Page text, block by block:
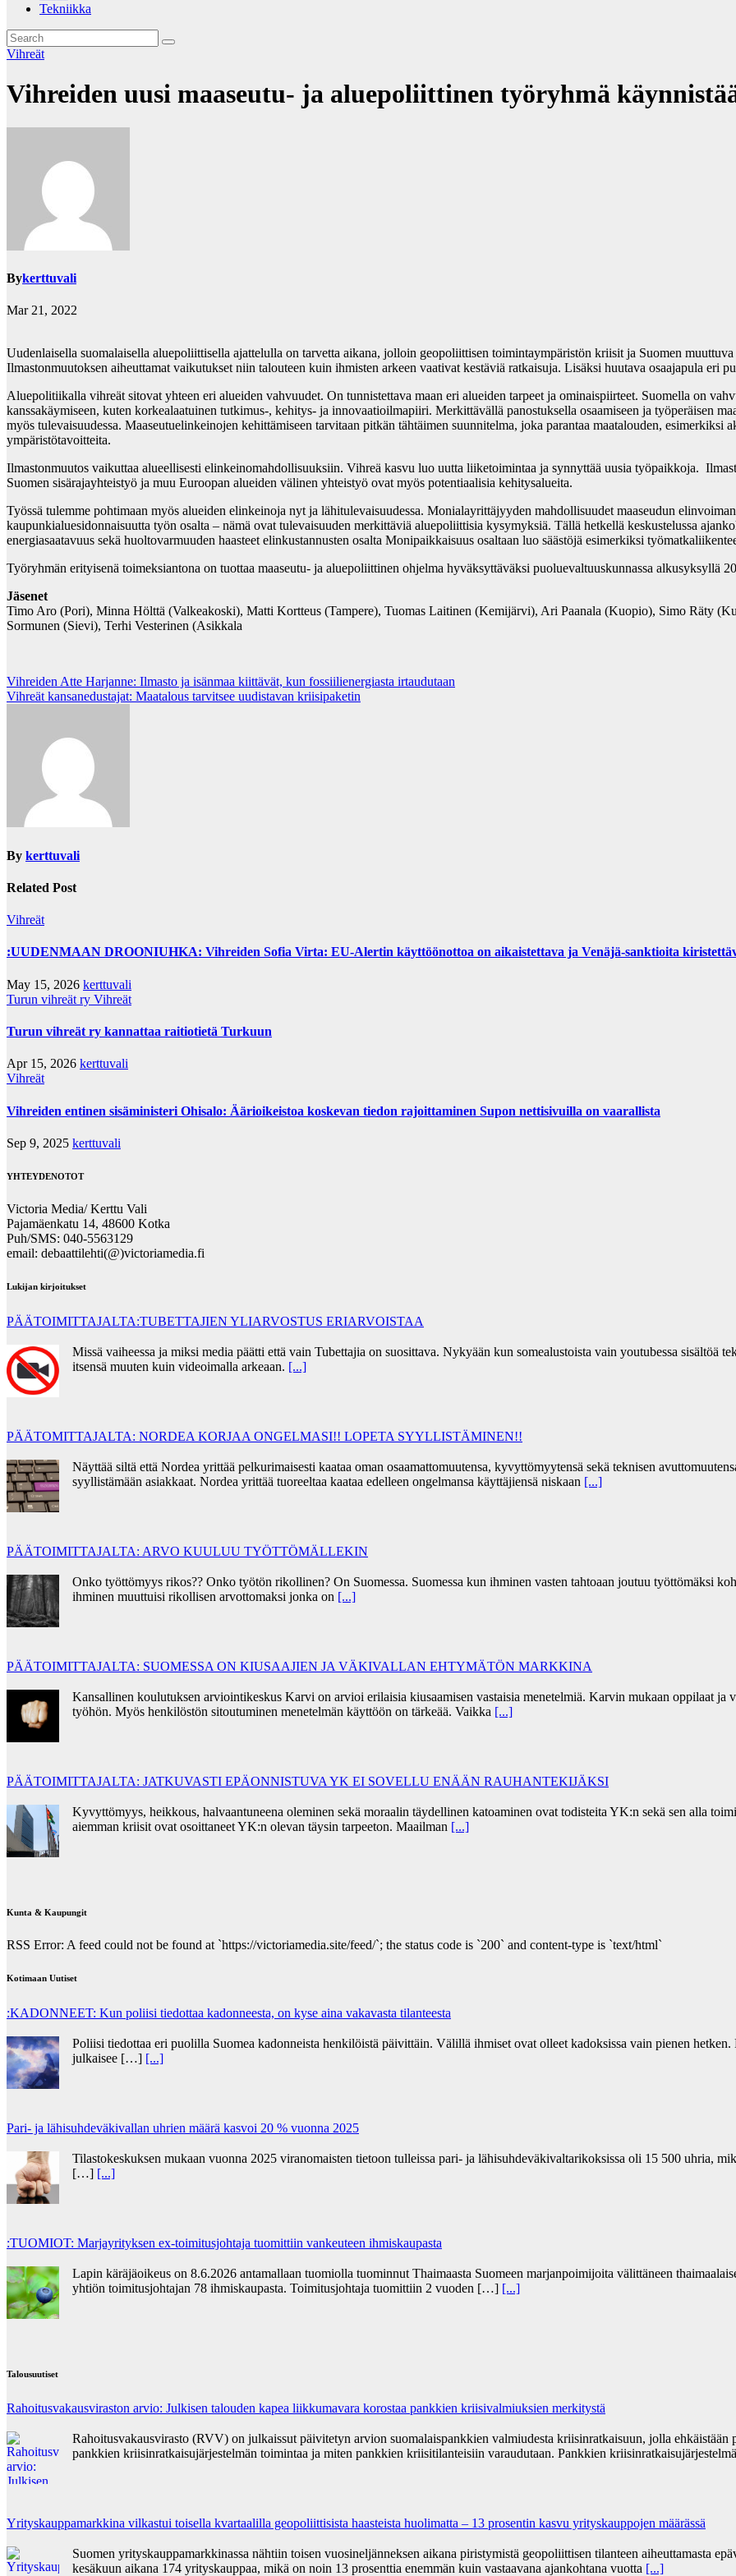
Tekniikka
Vihreät
Vihreiden uusi maaseutu- ja aluepoliittinen työryhmä
Bykerttuvali
Mar 21, 2022
Uudenlaisella suomalaisella aluepoliittisella ajattelulla on tarvetta aikana, jolloin geopoliittisen toimintaympäristön kriisit ja Suomen muuttuva
Ilmastonmuutoksen aiheuttamat vaikutukset niin talouteen kuin ihmisten arkeen vaativat kestäviä ratkaisuja. Lisäksi huutava osaajapula eri
Aluepolitiikalla vihreät sitovat yhteen eri alueiden vahvuudet. On tunnistettava maan eri alueiden tarpeet ja ominaispiirteet. Suomella on
kanssakäymiseen, kuten korkealaatuinen tutkimus-, kehitys- ja innovaatioilmapiiri. Merkittävällä panostuksella osaamiseen ja työperäisen
myös tulevaisuudessa. Maaseutuelinkeinojen kehittämiseen tarvitaan pitkän tähtäimen suunnitelma, joka parantaa maatalouden, esimerkiksi
ympäristötavoitteita.
Ilmastonmuutos vaikuttaa alueellisesti elinkeinomahdollisuuksiin. Vihreä kasvu luo uutta liiketoimintaa ja synnyttää uusia työpaikkoja.
Suomen sisärajayhteistyö ja muu Euroopan alueiden välinen yhteistyö ovat myös potentiaalisia kehitysalueita.
Työssä tulemme pohtimaan myös alueiden elinkeinoja nyt ja lähitulevaisuudessa. Monialayrittäjyyden mahdollisuudet maaseudun
kaupunkialuesidonnaisuutta työn osalta – nämä ovat tulevaisuuden merkittäviä aluepoliittisia kysymyksiä. Tällä hetkellä keskustelussa
energiasaatavuus sekä huoltovarmuuden haasteet elinkustannusten osalta Monipaikkaisuus osaltaan luo säästöjä esimerkiksi
Työryhmän erityisenä toimeksiantona on tuottaa maaseutu- ja aluepoliittinen ohjelma hyväksyttäväksi puoluevaltuuskunnassa alkusyksyllä
Jäsenet
Timo Aro (Pori), Minna Hölttä (Valkeakoski), Matti Kortteus (Tampere), Tuomas Laitinen (Kemijärvi), Ari Paanala (Kuopio), Simo Räty
Sormunen (Sievi), Terhi Vesterinen (Asikkala
Post
navigation
Vihreiden Atte Harjanne: Ilmasto ja isänmaa kiittävät, kun fossiilienergiasta irtaudutaan
Vihreät kansanedustajat: Maatalous tarvitsee uudistavan kriisipaketin
By kerttuvali
Related Post
Vihreät
:UUDENMAAN DROONIUHKA: Vihreiden Sofia Virta: EU-Alertin käyttöönottoa on aikaistettava ja Venäjä-sanktioita
May 15, 2026 kerttuvali
Turun vihreät ry Vihreät
Turun vihreät ry kannattaa raitiotietä Turkuun
Apr 15, 2026 kerttuvali
Vihreät
Vihreiden entinen sisäministeri Ohisalo: Äärioikeistoa koskevan tiedon rajoittaminen Supon nettisivuilla on vaarallista
Sep 9, 2025 kerttuvali
YHTEYDENOTOT
Victoria Media/ Kerttu Vali
Pajamäenkatu 14, 48600 Kotka
Puh/SMS: 040-5563129
email: debaattilehti(@)victoriamedia.fi
Lukijan kirjoitukset
PÄÄTOIMITTAJALTA:TUBETTAJIEN YLIARVOSTUS ERIARVOISTAA
Missä vaiheessa ja miksi media päätti että vain Tubettajia on suosittava. Nykyään kun somealustoista vain youtubessa sisältöä
itsensä muuten kuin videoimalla arkeaan. [...]
PÄÄTOMITTAJALTA: NORDEA KORJAA ONGELMASI!! LOPETA SYYLLISTÄMINEN!!
Näyttää siltä että Nordea yrittää pelkurimaisesti kaataa oman osaamattomuutensa, kyvyttömyytensä sekä teknisen
syyllistämään asiakkaat. Nordea yrittää tuoreeltaa kaataa edelleen ongelmansa käyttäjiensä niskaan [...]
PÄÄTOIMITTAJALTA: ARVO KUULUU TYÖTTÖMÄLLEKIN
Onko työttömyys rikos?? Onko työtön rikollinen? On Suomessa. Suomessa kun ihminen vasten tahtoaan joutuu työttömäksi
ihminen muuttuisi rikollisen arvottomaksi jonka on [...]
PÄÄTOIMITTAJALTA: SUOMESSA ON KIUSAAJIEN JA VÄKIVALLAN EHTYMÄTÖN MARKKINA
Kansallinen koulutuksen arviointikeskus Karvi on arvioi erilaisia kiusaamisen vastaisia menetelmiä. Karvin mukaan oppilaat ja
työhön. Myös henkilöstön sitoutuminen menetelmän käyttöön on tärkeää. Vaikka [...]
PÄÄTOIMITTAJALTA: JATKUVASTI EPÄONNISTUVA YK EI SOVELLU ENÄÄN RAUHANTEKIJÄKSI
Kyvyttömyys, heikkous, halvaantuneena oleminen sekä moraalin täydellinen katoaminen ovat todisteita YK:n sekä sen alla
aiemman kriisit ovat osoittaneet YK:n olevan täysin tarpeeton. Maailman [...]
Kunta & Kaupungit
RSS Error: A feed could not be found at `https://victoriamedia.site/feed/`; the status code is `200` and content-type is `text/html`
Kotimaan Uutiset
:KADONNEET: Kun poliisi tiedottaa kadonneesta, on kyse aina vakavasta tilanteesta
Poliisi tiedottaa eri puolilla Suomea kadonneista henkilöistä päivittäin. Välillä ihmiset ovat olleet kadoksissa vain pienen
julkaisee […] [...]
Pari- ja lähisuhdeväkivallan uhrien määrä kasvoi 20 % vuonna 2025
Tilastokeskuksen mukaan vuonna 2025 viranomaisten tietoon tulleissa pari- ja lähisuhdeväkivaltarikoksissa oli 15 500 uhria,
[…] [...]
:TUOMIOT: Marjayrityksen ex-toimitusjohtaja tuomittiin vankeuteen ihmiskaupasta
Lapin käräjäoikeus on 8.6.2026 antamallaan tuomiolla tuominnut Thaimaasta Suomeen marjanpoimijoita välittäneen
yhtiön toimitusjohtajan 78 ihmiskaupasta. Toimitusjohtaja tuomittiin 2 vuoden […] [...]
Talousuutiset
Rahoitusvakausviraston arvio: Julkisen talouden kapea liikkumavara korostaa pankkien kriisivalmiuksien merkitystä
Rahoitusvakausvirasto (RVV) on julkaissut päivitetyn arvion suomalaispankkien valmiudesta kriisinratkaisuun, jolla
pankkien kriisinratkaisujärjestelmän toimintaa ja miten pankkien kriisitilanteisiin varaudutaan. Pankkien
Yrityskauppamarkkina vilkastui toisella kvartaalilla geopoliittisista haasteista huolimatta – 13 prosentin kasvu yrityskauppojen määrässä
Suomen yrityskauppamarkkinassa nähtiin toisen vuosineljänneksen aikana piristymistä geopoliittisen tilanteen aiheuttamasta
kesäkuun aikana 174 yrityskauppaa, mikä on noin 13 prosenttia enemmän kuin vastaavana ajankohtana vuotta [...]